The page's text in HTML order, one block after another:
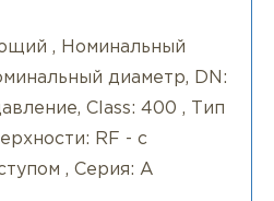
, Номинальный
диаметр, DN:
Class: 400 , Тип
RF - с
, Серия: А